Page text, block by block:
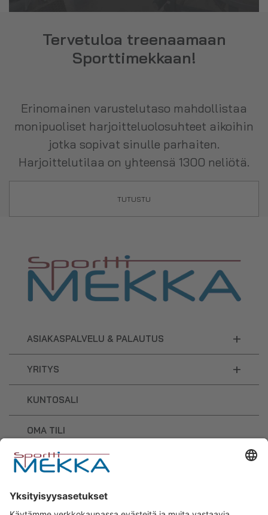
Tervetuloa treenaamaan
Sporttimekkaan!
Erinomainen varustelutaso mahdollistaa
monipuoliset harjoitteluolosuhteet aikoihin
jotka sopivat sinulle parhaiten.
Harjoittelutilaa on yhteensä 1300 neliötä.
TUTUSTU
ASIAKASPALVELU & PALAUTUS +
YRITYS +
KUNTOSALI
OMA TILI
OSTOSKORI
Sporttimekka – lisäravinteiden ja